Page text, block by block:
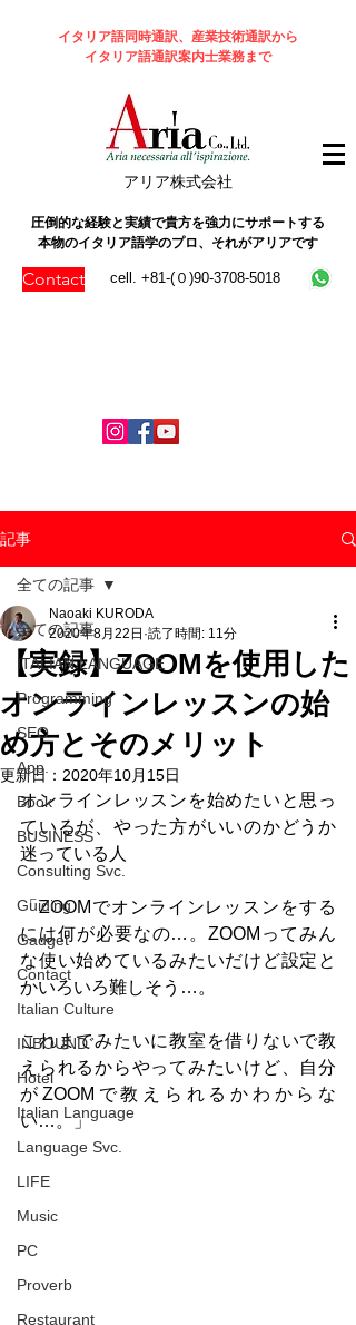
イタリア語同時通訳、産業技術通訳から
イタリア語通訳案内士業務まで
​アリア株式会社
圧倒的な経験と実績で貴方を強力にサポートする
本物のイタリア語学のプロ、それがアリアです
Contact cell. +81-(０)90-3708-5018
記事
全ての記事
ITALIAN LANGUAGE
Programming
SEO
App.
Book
BUSINESS
Consulting Svc.
Guiding
Gadget
Contact
Italian Culture
INBOUND
Hotel
Italian Language
Language Svc.
LIFE
Music
PC
Proverb
Restaurant
全ての記事
【実録】ZOOMを使用した
オンラインレッスンの始
め方とそのメリット
Naoaki KURODA
2020年8月22日 読了時間: 11分
更新日： 2020年10月15日
オンラインレッスンを始めたいと思っ
ているが、やった方がいいのかどうか
迷っている人
「ZOOMでオンラインレッスンをする
には何が必要なの…。ZOOMってみん
な使い始めているみたいだけど設定と
かいろいろ難しそう…。
これまでみたいに教室を借りないで教
えられるからやってみたいけど、自分
がZOOMで教えられるかわからな
い…。」